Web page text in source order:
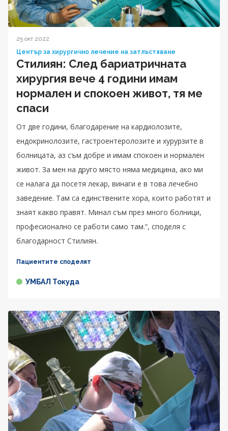
25 окт 2022
Център за хирургично лечение на затлъстяване
Стилиян: След бариатричната
хирургия вече 4 години имам
нормален и спокоен живот, тя ме
спаси
От две години, благодарение на кардиолозите,
ендокринолозите, гастроентеролозите и хурурзите в
болницата, аз съм добре и имам спокоен и нормален
живот. За мен на друго място няма медицина, ако ми
се налага да посетя лекар, винаги е в това лечебно
заведение. Там са единствените хора, които работят и
знаят какво правят. Минал съм през много болници,
професионално се работи само там.“, споделя с
благодарност Стилиян.
Пациентите споделят
УМБАЛ Токуда